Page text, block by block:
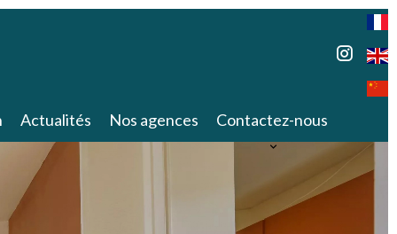
Actualités Nos agences Contactez-nous